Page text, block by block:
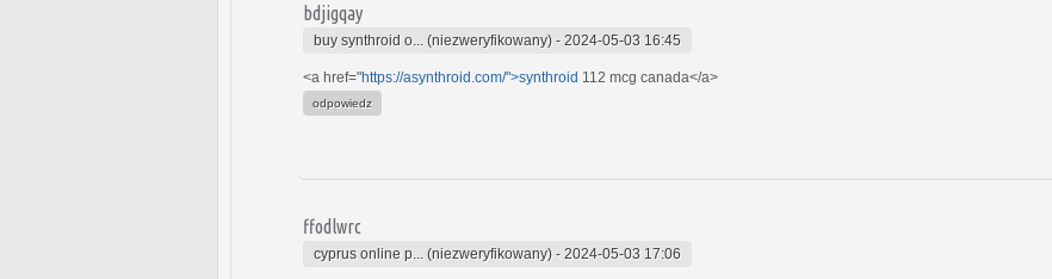
bdjigqay
buy synthroid o... (niezweryfikowany) - 2024-05-03 16:45
<a href="https://asynthroid.com/">synthroid 112 mcg canada</a>
odpowiedz
ffodlwrc
cyprus online p... (niezweryfikowany) - 2024-05-03 17:06